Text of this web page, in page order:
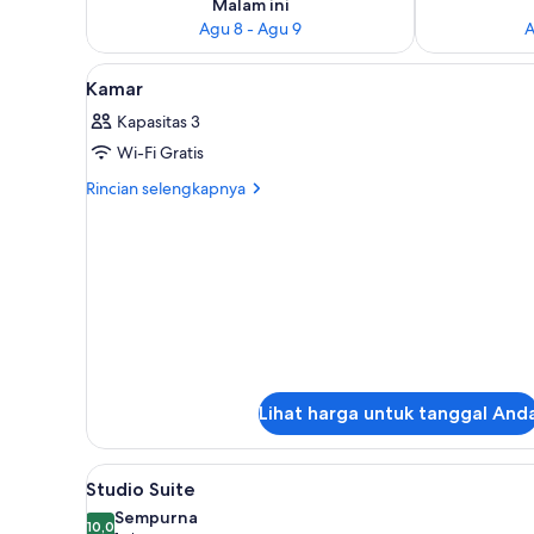
Malam ini
Agu 8 - Agu 9
Lihat
semua
foto
untuk
Kamar
Seprai premium, minibar,
1
Kamar
Kapasitas 3
Wi-Fi Gratis
Rincian selengkapnya
Rincian
Lihat harga untuk tanggal
Lihat
semua
Studio Suite | Seprai
5
Studio Suite
10,0Sempurna